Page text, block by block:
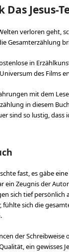
Jesus-
verloren geht,
Gesamterzählung
in
des Films
mit dem
in diesem
sind so lustig, dass
fast, es gäbe
ein Zeugnis der
sich tief
sich die
der
ein gewisses